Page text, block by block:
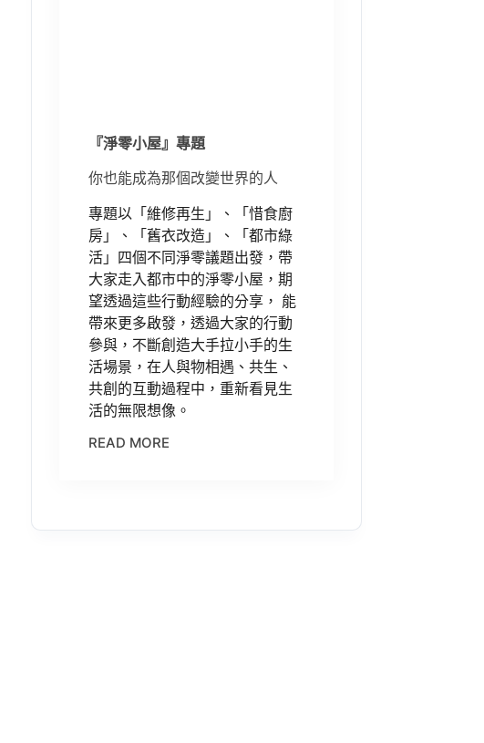
『淨零小屋』專題
你也能成為那個改變世界的人
專題以「維修再生」、「惜食廚
房」、「舊衣改造」、「都市綠
活」四個不同淨零議題出發，帶
大家走入都市中的淨零小屋，期
望透過這些行動經驗的分享， 能
帶來更多啟發，透過大家的行動
參與，不斷創造大手拉小手的生
活場景，在人與物相遇、共生、
共創的互動過程中，重新看見生
活的無限想像。
READ MORE